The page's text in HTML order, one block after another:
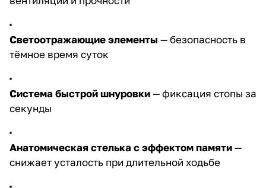
Светоотражающие элементы — безопасность в
тёмное время суток
Система быстрой шнуровки— фиксация стопы за
секунды
Анатомическая стелька с эффектом памяти—
снижает усталость при длительной ходьбе